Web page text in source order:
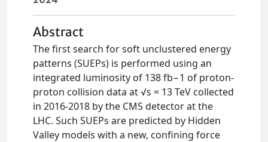
Abstract
The first search for soft unclustered energy
patterns (SUEPs) is performed using an
integrated luminosity of 138 fb−1 of proton-
proton collision data at √s = 13 TeV collected
in 2016-2018 by the CMS detector at the
LHC. Such SUEPs are predicted by Hidden
Valley models with a new, confining force